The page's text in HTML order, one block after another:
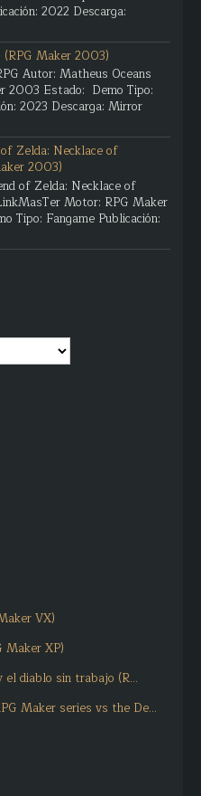
2022 Descarga:
(RPG Maker 2003)
Autor: Matheus Oceans
2003 Estado: Demo Tipo:
2023 Descarga: Mirror
Zelda: Necklace of
2003)
of Zelda: Necklace of
Motor: RPG Maker
Tipo: Fangame Publicación:
VX)
Maker XP)
el diablo sin trabajo (R...
Maker series vs the De...